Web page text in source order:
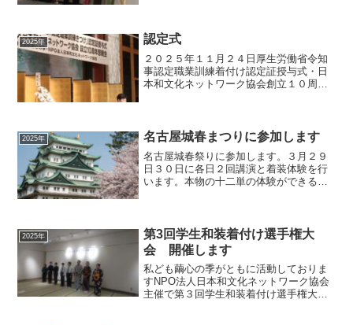
だきました。参加者の皆...
2025年 認定式
２０２５年１１月２４日厚生労働省令知
事認定職業訓練着付け認定証授与式・日
本和文化ネットワーク協会創立１０周年
下さいました皆様本当にあ...
2025年 名古屋城春まつりに参加します
名古屋城春祭りに参加します。３月２９
日３０日に各日２回講演と着装体験を行
います。本物の十二単の体験ができる機
2025年
第3回学生和装着付け選手権大
会 開催します
私ども繭心の季がともに活動しておりま
すNPO法人日本和文化ネットワーク協会
主催で第３回学生和装着付け選手権大会